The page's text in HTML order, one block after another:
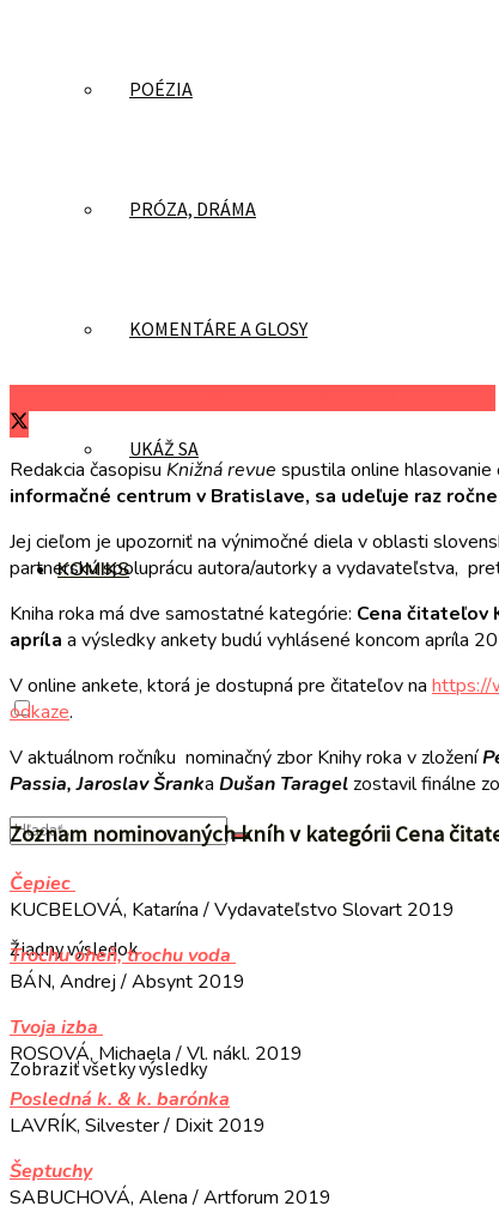
POÉZIA
PRÓZA, DRÁMA
KOMENTÁRE A GLOSY
UKÁŽ SA
KOMIKS
Žiadny výsledok
Zobraziť všetky výsledky
Redakcia časopisu Knižná revue spustila online
informačné centrum v Bratislave, sa udeľuje raz
Jej cieľom je upozorniť na výnimočné diela v oblasti
partnerskú spoluprácu autora/autorky a vydavateľstva,
Kniha roka má dve samostatné kategórie: Cena čitateľov
apríla a výsledky ankety budú vyhlásené koncom apríla
V online ankete, ktorá je dostupná pre čitateľov na https://
odkaze.
V aktuálnom ročníku nominačný zbor Knihy roka v zložení
Passia, Jaroslav Šranka Dušan Taragelzostavil finálne
Zoznam nominovaných kníh v kategórii Cena
Čepiec
KUCBELOVÁ, Katarína / Vydavateľstvo Slovart 2019
Trochu oheň, trochu voda
BÁN, Andrej / Absynt 2019
Tvoja izba
ROSOVÁ, Michaela / Vl. nákl. 2019
Posledná k. & k. barónka
LAVRÍK, Silvester / Dixit 2019
Šeptuchy
SABUCHOVÁ, Alena / Artforum 2019